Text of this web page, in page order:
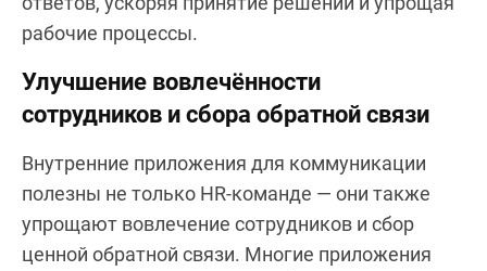
рабочие процессы.
Улучшение вовлечённости
сотрудников и сбора обратной связи
Внутренние приложения для коммуникации
полезны не только HR-команде — они также
упрощают вовлечение сотрудников и сбор
ценной обратной связи. Многие приложения